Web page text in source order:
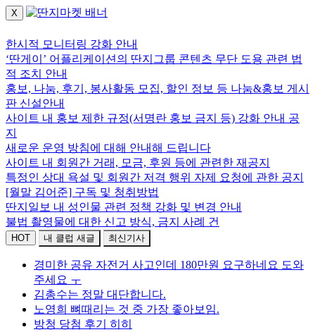
X
한시적 모니터링 강화 안내
‘딴게이’ 어플리케이션의 딴지그룹 콘텐츠 무단 도용 관련 법
적 조치 안내
홍보, 나눔, 후기, 봉사활동 모집, 할인 정보 등 나눔&홍보 게시
판 신설안내
사이트 내 홍보 제한 규정(서명란 홍보 금지 등) 강화 안내 공
지
새로운 운영 방침에 대해 안내해 드립니다
사이트 내 회원간 거래, 모금, 후원 등에 관련한 재공지
특정인 상대 욕설 및 회원간 저격 행위 자제 요청에 관한 공지
[월말 김어준] 구독 및 청취방법
딴지일보 내 성인물 관련 정책 강화 및 변경 안내
불법 촬영물에 대한 신고 방식, 금지 사례 건
HOT 내 클럽 새글 최신기사
경미한 공유 자전거 사고인데 180만원 요구하네요 도와
주세요 ㅜ
김총수는 정말 대단합니다.
노영희 뼈때리는 것 중 가장 좋아보임.
방청 당첨 후기 히히